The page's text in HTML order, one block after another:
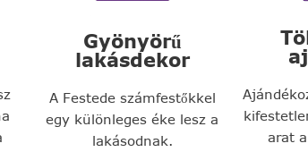
Gyönyörű
lakásdekor
A Festede számfestőkkel
egy különleges éke lesz a
lakásodnak.
arat